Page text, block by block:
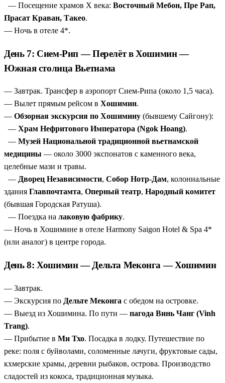
— Посещение храмов X века: Восточный Мебон, Пре Рап,
Прасат Краван, Такео.
— Ночь в отеле 4*.
День 7: Сием-Рип — Перелёт в Хошимин —
Южная столица Вьетнама
— Завтрак. Трансфер в аэропорт Сием-Рипа (около 1,5 часа).
— Вылет прямым рейсом в Хошимин.
— Обзорная экскурсия по Хошимину (бывшему Сайгону):
— Храм Нефритового Императора (Ngok Hoang).
— Музей Национальной традиционной вьетнамской
медицины — около 3000 экспонатов с каменного века,
целебные мази и травы.
— Дворец Независимости, Собор Нотр-Дам, колониальные
здания Главпочтамта, Оперный театр, Народный комитет
(бывшая Городская Ратуша).
— Поездка на лаковую фабрику.
— Ночь в Хошимине в отеле Harmony Saigon Hotel & Spa 4*
(или аналог) в центре города.
День 8: Хошимин — Дельта Меконга — Хошимин
— Завтрак.
— Экскурсия по Дельте Меконга с обедом на островке.
— Выезд из Хошимина. По пути — пагода Винь Чанг (Vinh
Trang).
— Прибытие в Ми Тхо. Посадка в лодку. Путешествие по
реке: поля с буйволами, соломенные лачуги, фруктовые сады,
кхмерские храмы, деревни рыбаков, острова. Производство
сладостей из кокоса, традиционная музыка.